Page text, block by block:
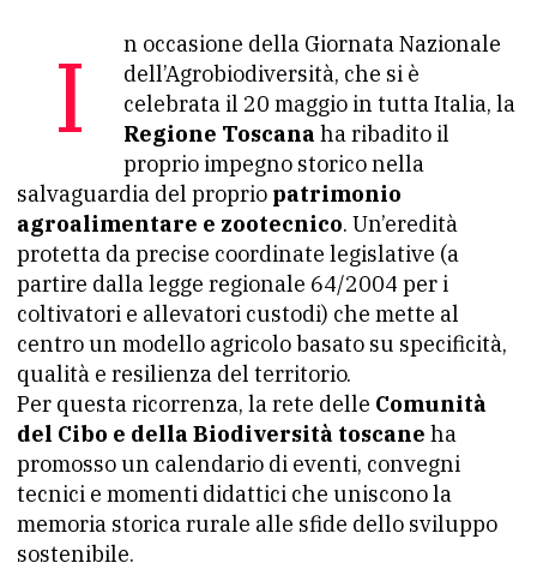
In occasione della Giornata Nazionale
dell’Agrobiodiversità, che si è
celebrata il 20 maggio in tutta Italia, la
Regione Toscana ha ribadito il
proprio impegno storico nella
salvaguardia del proprio patrimonio
agroalimentare e zootecnico. Un’eredità
protetta da precise coordinate legislative (a
partire dalla legge regionale 64/2004 per i
coltivatori e allevatori custodi) che mette al
centro un modello agricolo basato su specificità,
qualità e resilienza del territorio.
Per questa ricorrenza, la rete delle Comunità
del Cibo e della Biodiversità toscane ha
promosso un calendario di eventi, convegni
tecnici e momenti didattici che uniscono la
memoria storica rurale alle sfide dello sviluppo
sostenibile.